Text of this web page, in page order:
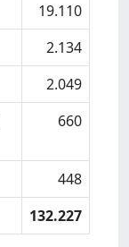
19.110
2.134
2.049
660
448
132.227